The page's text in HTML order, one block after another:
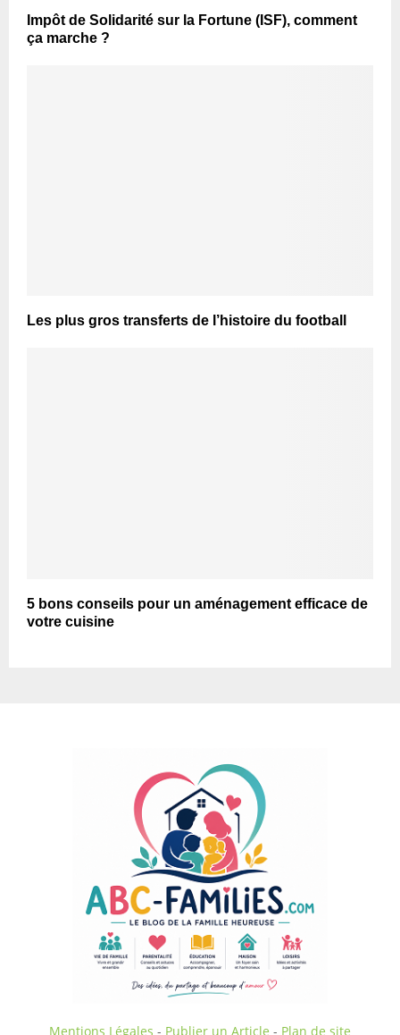
Impôt de Solidarité sur la Fortune (ISF), comment
ça marche ?
Les plus gros transferts de l’histoire du football
5 bons conseils pour un aménagement efficace de
votre cuisine
Mentions Légales - Publier un Article - Plan de site